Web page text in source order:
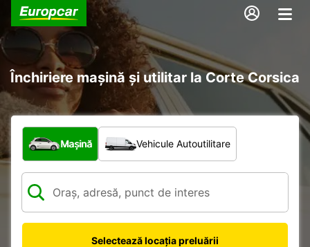
Închiriere mașină și utilitar la Corte Corsica
Ce tip de vehicul?
Mașină Vehicule Autoutilitare
Selectează locația preluării